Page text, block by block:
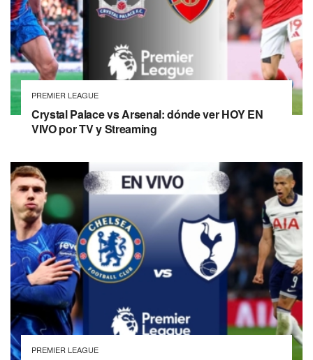
PREMIER LEAGUE
Crystal Palace vs Arsenal: dónde ver HOY EN
VIVO por TV y Streaming
PREMIER LEAGUE